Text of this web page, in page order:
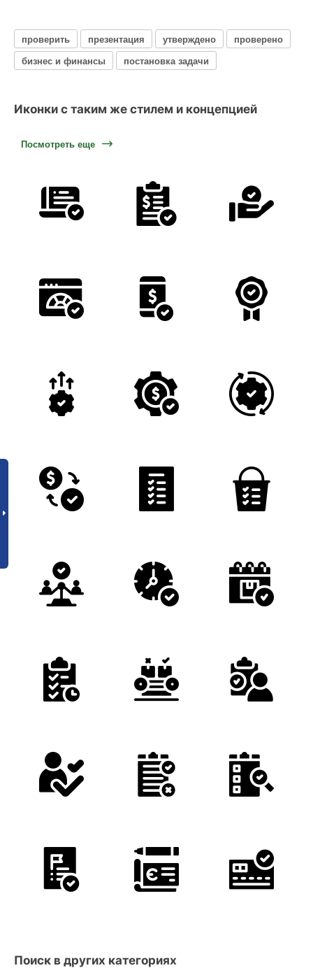
проверить презентация утверждено
проверено
бизнес и финансы
постановка задачи
Иконки с таким же стилем и концепцией
Посмотреть еще
Поиск в других категориях